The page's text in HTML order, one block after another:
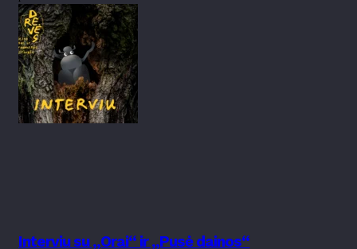
Interviu su „Orai“ ir „Pusė dainos“